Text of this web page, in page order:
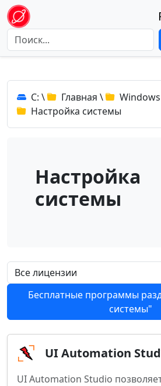
C: \ Главная \ Windows
Настройка системы
Настройка
системы
Бесплатные программы
системы"
UI Automation
UI Automation Studio